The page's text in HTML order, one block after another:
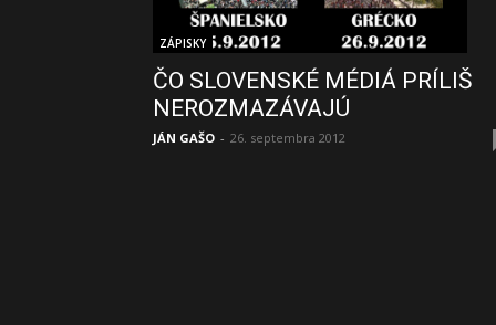
ZÁPISKY
ČO SLOVENSKÉ MÉDIÁ PRÍLIŠ
NEROZMAZÁVAJÚ
JÁN GAŠO - 26. septembra 2012